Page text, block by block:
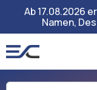
Ab 17.08.2026
Namen,